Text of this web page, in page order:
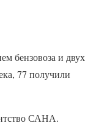
бензовоза и двух
77 получили
САНА.